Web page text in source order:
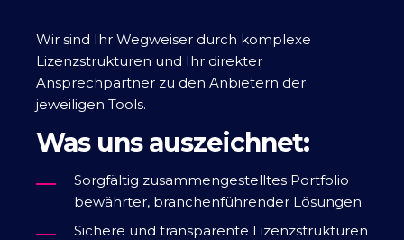
Wir sind Ihr Wegweiser durch komplexe
Lizenzstrukturen und Ihr direkter
Ansprechpartner zu den Anbietern der
jeweiligen Tools.
Was uns auszeichnet:
Sorgfältig zusammengestelltes Portfolio
bewährter, branchenführender Lösungen
Sichere und transparente Lizenzstrukturen